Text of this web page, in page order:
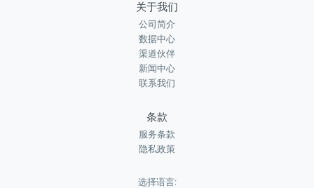
关于我们
公司简介
数据中心
渠道伙伴
新闻中心
联系我们
条款
服务条款
隐私政策
选择语言: